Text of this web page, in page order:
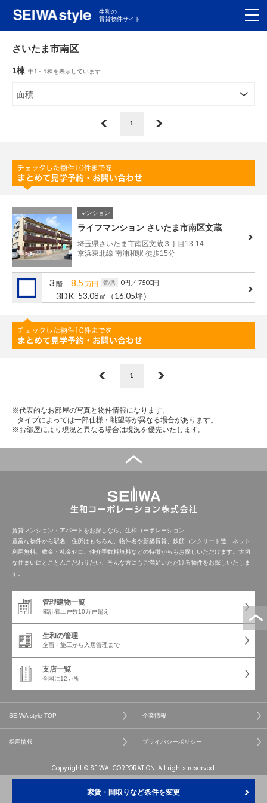
生和の
賃貸物件サイト
TOP
関東TOP
九州TOP
支店一覧
SEIWAの管理
お友達紹介特典
管理建物一覧
プライバシー
ポリシー
さいたま市南区
1棟 中1～1棟を表示しています
面積
1
マンション
ライフマンション さいたま市南区文蔵
埼玉県さいたま市南区文蔵３丁目13-14
京浜東北線 南浦和駅 徒歩15分
3 階 8.5 万円 管/共 0円 ／ 7500円
3DK 53.08㎡ （16.05坪）
1
※代表的なお部屋の写真と物件情報になります。
タイプによっては一部仕様・眺望等が異なる場合があります。
※お部屋により現況と異なる場合は現況を優先いたします。
賃貸マンション・アパートをお探しなら、生和コーポレーション
豊富な物件から駅名、住所はもちろん、物件名や新築賃貸、鉄筋コンクリート造、ネット
利用無料、敷金・礼金ゼロ、仲介手数料無料などの特徴からもお探しいただけます。大切
な住まいにとことんこだわりたい、そんな方にもご満足いただける物件をお探しいたしま
す。
管理建物一覧
累計着工戸数10万戸超え
生和の管理
企画・施工から 入居管理まで
支店一覧
全国に12カ所
SEIWA style TOP 企業情報
採用情報 プライバシーポリシー
Copyright © SEIWA-CORPORATION. All rights reserved.
家賃・間取りなど条件を変更